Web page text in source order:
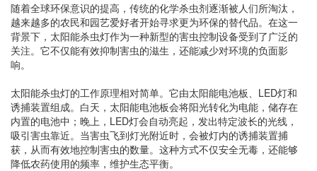
随着全球环保意识的提高，传统的化学杀虫剂逐渐被人们所淘汰，
越来越多的农民和园艺爱好者开始寻求更为环保的替代品。在这一
背景下，太阳能杀虫灯作为一种新型的害虫控制设备受到了广泛的
关注。它不仅能有效抑制害虫的滋生，还能减少对环境的负面影
响。
太阳能杀虫灯的工作原理相对简单。它由太阳能电池板、LED灯和
诱捕装置组成。白天，太阳能电池板会将阳光转化为电能，储存在
内置的电池中；晚上，LED灯会自动亮起，发出特定波长的光线，
吸引害虫靠近。当害虫飞到灯光附近时，会被灯内的诱捕装置捕
获，从而有效地控制害虫的数量。这种方式不仅安全无毒，还能够
降低农药使用的频率，维护生态平衡。